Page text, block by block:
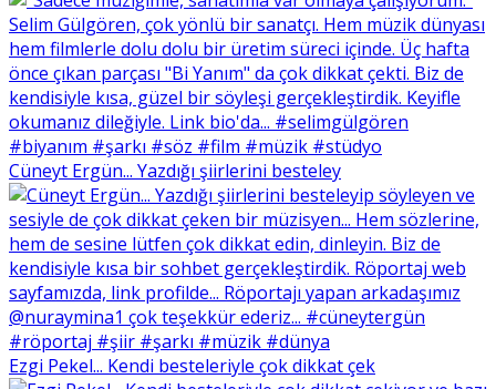
Cüneyt Ergün... Yazdığı şiirlerini besteley
Ezgi Pekel... Kendi besteleriyle çok dikkat çek